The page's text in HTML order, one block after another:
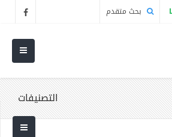
بحث متقدم
التصنيفات